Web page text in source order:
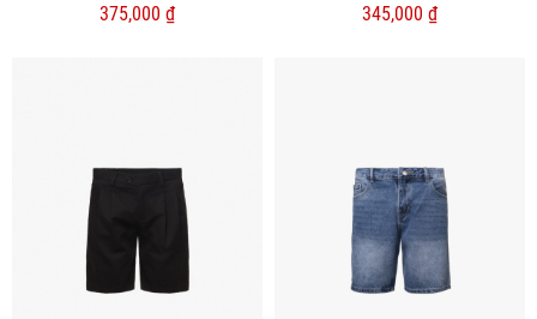
375,000 ₫ 345,000 ₫